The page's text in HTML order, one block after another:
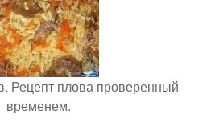
Рецепт плова проверенный
временем.